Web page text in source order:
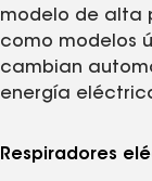
modelo de alta
como modelos
cambian
energía
Respiradores